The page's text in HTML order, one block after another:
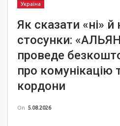
Україна
Як сказати «ні» й
стосунки:
проведе
про комунікацію
кордони
On 5.08.2026